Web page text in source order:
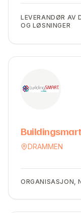
LEVERANDØR AV
OG LØSNINGER
DRAMMEN
ORGANISASJON,